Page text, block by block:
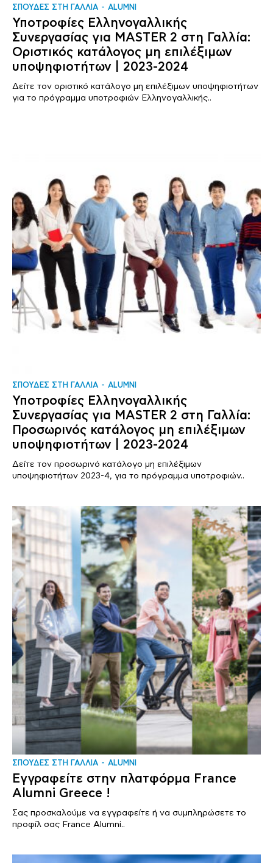
ΣΠΟΥΔΕΣ ΣΤΗ ΓΑΛΛΙΑ ALUMNI
Υποτροφίες Ελληνογαλλικής
Συνεργασίας για MASTER 2 στη Γαλλία:
Οριστικός κατάλογος μη επιλέξιμων
υποψηφιοτήτων | 2023-2024
Δείτε τον οριστικό κατάλογο μη επιλέξιμων υποψηφιοτήτων
για το πρόγραμμα υποτροφιών Ελληνογαλλικής..
ΣΠΟΥΔΕΣ ΣΤΗ ΓΑΛΛΙΑ ALUMNI
Υποτροφίες Ελληνογαλλικής
Συνεργασίας για MASTER 2 στη Γαλλία:
Προσωρινός κατάλογος μη επιλέξιμων
υποψηφιοτήτων | 2023-2024
Δείτε τον προσωρινό κατάλογο μη επιλέξιμων
υποψηφιοτήτων 2023-4, για το πρόγραμμα υποτροφιών..
ΣΠΟΥΔΕΣ ΣΤΗ ΓΑΛΛΙΑ ALUMNI
Εγγραφείτε στην πλατφόρμα France
Alumni Greece !
Σας προσκαλούμε να εγγραφείτε ή να συμπληρώσετε το
προφίλ σας France Alumni..